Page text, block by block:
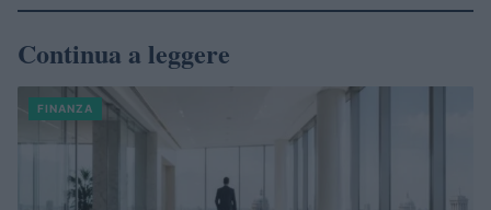
Continua a leggere
FINANZA